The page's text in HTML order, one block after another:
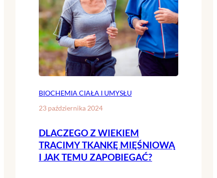
BIOCHEMIA CIAŁA I UMYSŁU
23 października 2024
DLACZEGO Z WIEKIEM
TRACIMY TKANKĘ MIĘŚNIOWĄ
I JAK TEMU ZAPOBIEGAĆ?